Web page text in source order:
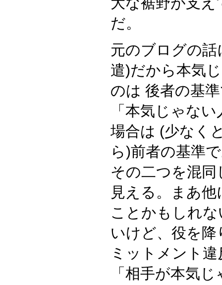
だ。
元のブログの
遣)だから本気
のは 後者の基
「本気じゃな
場合は (少なく
ら)前者の基準
その二つを混
見える。まあ
ことかもしれ
いけど、役を
ミットメント
「相手が本気